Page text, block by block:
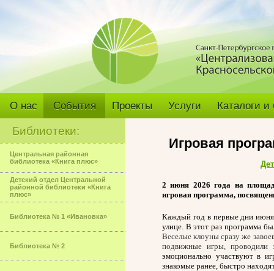
О нас События Проекты Услуги Каталоги
Библиотеки:
Центральная районная
библиотека «Книга плюс»
Детский отдел Центральной
районной библиотеки «Книга
плюс»
Библиотека № 1 «Ивановка»
Библиотека № 2
Игровая
2 июня 2026 года на
игровая программа,
Каждый год в первые дни
улице. В этот раз программа
Веселые клоуны сразу же
подвижные игры, проводили
эмоционально участвуют в
знакомые ранее, быстро